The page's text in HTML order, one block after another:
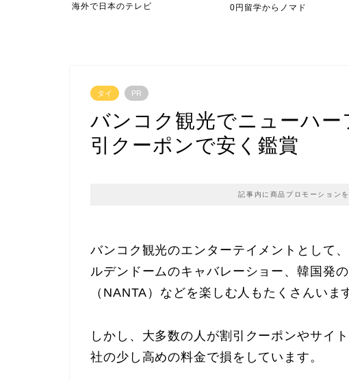
海外で日本のテレビ 0円留学からノマド
タイ PR
バンコク観光でニューハー
引クーポンで安く鑑賞
記事内に商品プロモーション
バンコク観光のエンターテイメントとして
ルデンドームのキャバレーショー、韓国発
（NANTA）などを楽しむ人もたくさんいま
しかし、大多数の人が割引クーポンやサイ
社の少し高めの料金で損をしています。